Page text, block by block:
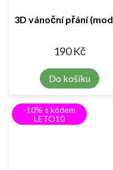
3D vánoční přání
190 Kč
Do košíku
-10% s kódem
LETO10